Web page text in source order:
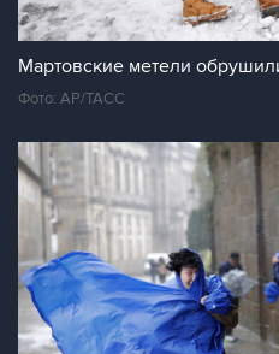
Мартовские метели
Фото: AP/ТАСС